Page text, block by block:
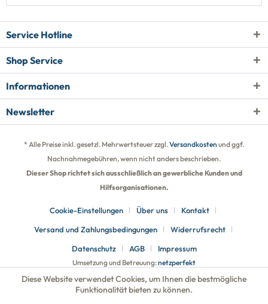
Service Hotline
Shop Service
Informationen
Newsletter
* Alle Preise inkl. gesetzl. Mehrwertsteuer zzgl.Versandkosten und ggf.
Nachnahmegebühren, wenn nicht anders beschrieben.
Dieser Shop richtet sich ausschließlich an gewerbliche Kunden und
Hilfsorganisationen.
Cookie-Einstellungen Über uns
Kontakt
Versand und Zahlungsbedingungen
Widerrufsrecht
Datenschutz
AGB Impressum
Umsetzung und Betreuung:netzperfekt
Diese Website verwendet Cookies, um Ihnen die bestmögliche
Funktionalität bieten zu können.